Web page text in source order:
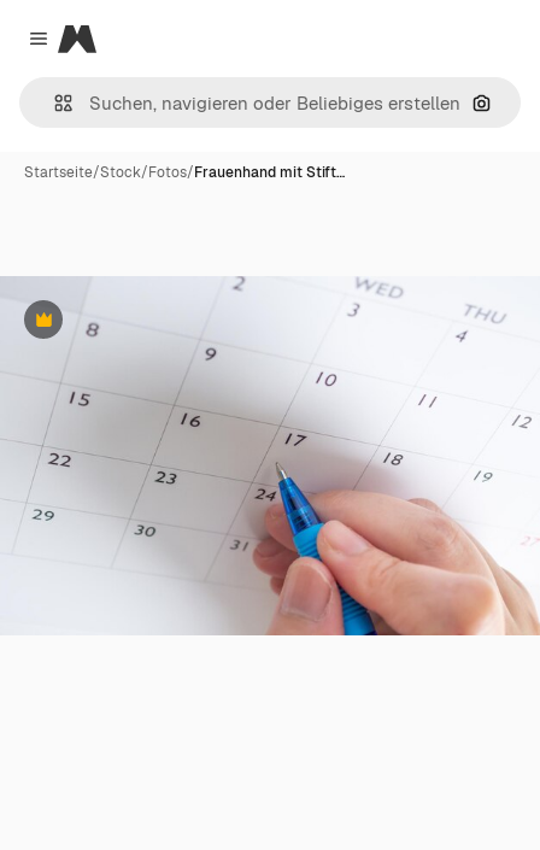
Close menu
Magnific
Nach
Startseite/Stock/Fotos/Frauenhand mit Stift…
Premium